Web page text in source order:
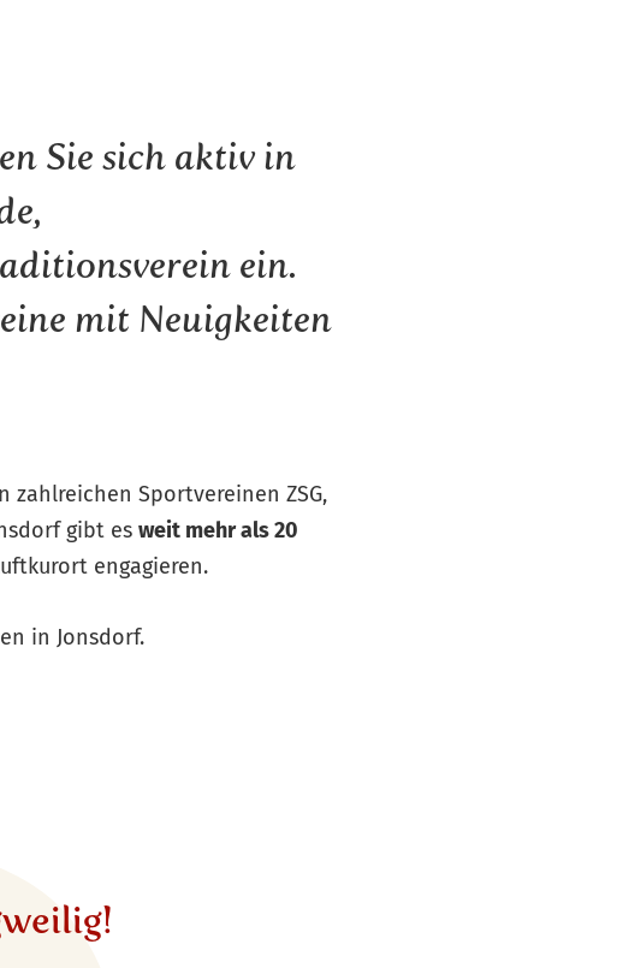
Sie sich aktiv in
ein.
mit Neuigkeiten
zahlreichen Sportvereinen ZSG,
gibt es weit mehr als 20
engagieren.
in Jonsdorf.